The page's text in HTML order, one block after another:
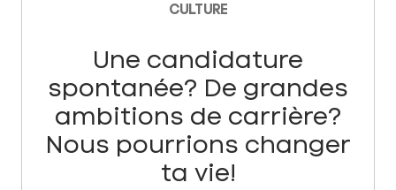
CULTURE
Une candidature
spontanée? De grandes
ambitions de carrière?
Nous pourrions changer
ta vie!